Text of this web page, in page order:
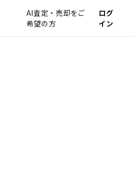
AI査定・売却をご
希望の方
ログ
イン